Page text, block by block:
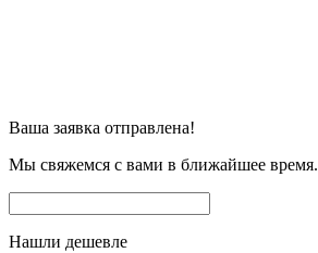
Ваша заявка отправлена!
Мы свяжемся с вами в ближайшее время.
Нашли дешевле